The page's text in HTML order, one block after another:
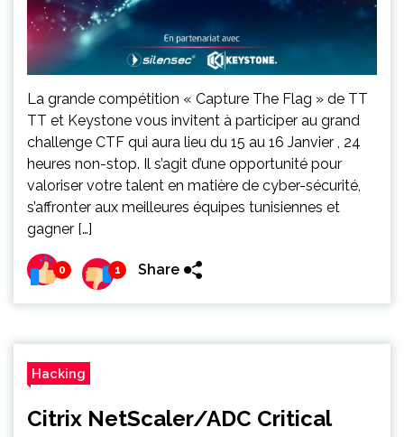
La grande compétition « Capture The Flag » de TT
TT et Keystone vous invitent à participer au grand
challenge CTF qui aura lieu du 15 au 16 Janvier , 24
heures non-stop. Il s’agit d’une opportunité pour
valoriser votre talent en matière de cyber-sécurité,
s’affronter aux meilleures équipes tunisiennes et
gagner […]
0 1 Share
Hacking
Citrix NetScaler/ADC Critical